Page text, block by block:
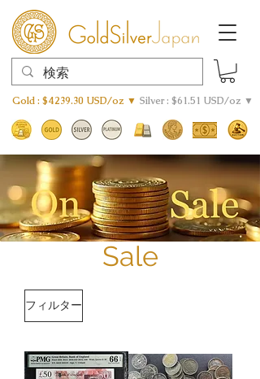
Gold : $4239.30 USD/oz ▼ Silver : $61.51 USD/oz ▼
Sale
フィルター